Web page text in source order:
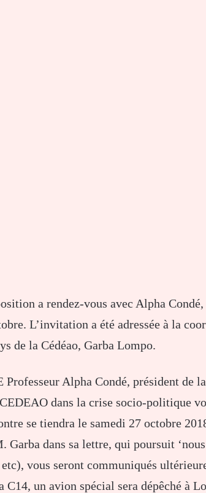
a rendez-vous avec Alpha Condé,
L’invitation a été adressée à la
de la Cédéao, Garba Lompo.
Professeur Alpha Condé, président de la
dans la crise socio-politique
se tiendra le samedi 27 octobre
Garba dans sa lettre, qui poursuit
vous seront communiqués
C14, un avion spécial sera dépêché à